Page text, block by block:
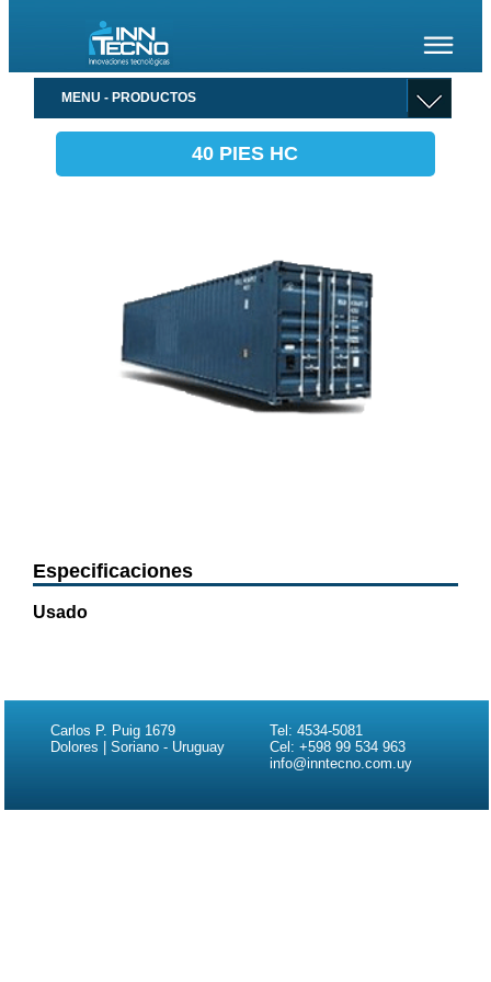
MENU - PRODUCTOS
40 PIES HC
Especificaciones
Usado
Tel: 4534-5081
Cel: +598 99 534 963
info@inntecno.com.uy
Carlos P. Puig 1679
Dolores | Soriano - Uruguay